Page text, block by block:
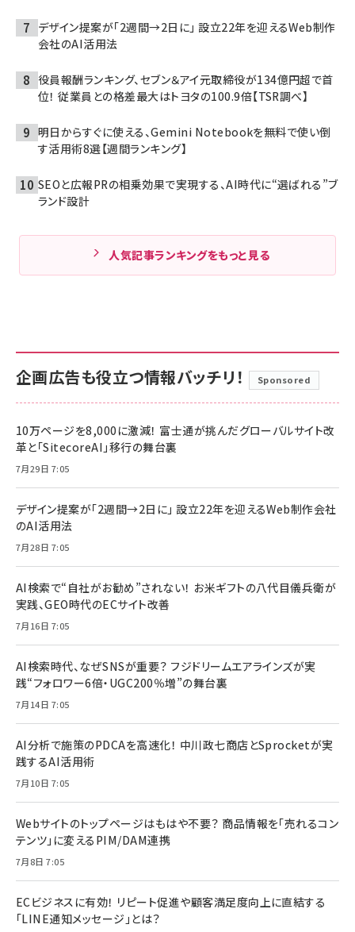
デザイン提案が「2週間→2日に」 設立22年を迎えるWeb制作
会社のAI活用法
役員報酬ランキング、セブン＆アイ元取締役が134億円超で首
位！ 従業員との格差最大はトヨタの100.9倍【TSR調べ】
明日からすぐに使える、Gemini Notebookを無料で使い倒
す活用術8選【週間ランキング】
SEOと広報PRの相乗効果で実現する、AI時代に“選ばれる”ブ
ランド設計
人気記事ランキングをもっと見る
企画広告も役立つ情報バッチリ！ Sponsored
10万ページを8,000に激減！ 富士通が挑んだグローバルサイト改
革と「SitecoreAI」移行の舞台裏
7月29日 7:05
デザイン提案が「2週間→2日に」 設立22年を迎えるWeb制作会社
のAI活用法
7月28日 7:05
AI検索で“自社がお勧め”されない！ お米ギフトの八代目儀兵衛が
実践、GEO時代のECサイト改善
7月16日 7:05
AI検索時代、なぜSNSが重要？ フジドリームエアラインズが実
践“フォロワー6倍・UGC200％増”の舞台裏
7月14日 7:05
AI分析で施策のPDCAを高速化！ 中川政七商店とSprocketが実
践するAI活用術
7月10日 7:05
Webサイトのトップページはもはや不要？ 商品情報を「売れるコン
テンツ」に変えるPIM/DAM連携
7月8日 7:05
ECビジネスに有効！ リピート促進や顧客満足度向上に直結する
「LINE通知メッセージ」とは？